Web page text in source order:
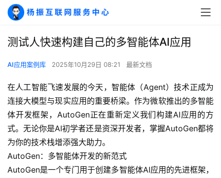
测试人快速构建自己的多智能体AI应用
AI应用案例库 2025年10月29日 08:21 最新文档
在人工智能飞速发展的今天，智能体（Agent）技术正成为
连接大模型与现实应用的重要桥梁。作为微软推出的多智能
体开发框架，AutoGen正在重新定义我们构建AI应用的方
式。无论你是AI初学者还是资深开发者，掌握AutoGen都将
为你的技术栈增添强大助力。
AutoGen：多智能体开发的新范式
AutoGen是一个专门用于创建多智能体AI应用的先进框架，